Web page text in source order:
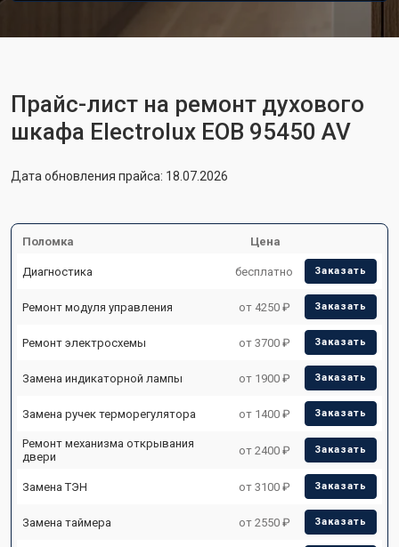
Прайс-лист на ремонт духового
шкафа Electrolux EOB 95450 AV
Дата обновления прайса: 18.07.2026
Поломка Цена
Диагностика бесплатно Заказать
Ремонт модуля управления от 4250 ₽ Заказать
Ремонт электросхемы от 3700 ₽ Заказать
Замена индикаторной лампы от 1900 ₽ Заказать
Замена ручек терморегулятора от 1400 ₽ Заказать
Ремонт механизма открывания
двери
от 2400 ₽ Заказать
Замена ТЭН от 3100 ₽ Заказать
Замена таймера от 2550 ₽ Заказать